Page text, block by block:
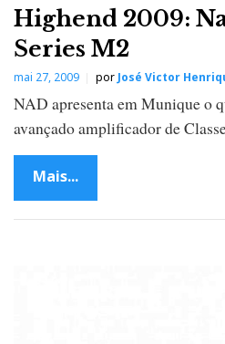
Highend 2009:
Series M2
mai 27, 2009 por José Victor
NAD apresenta em Munique o
avançado amplificador de
Mais...